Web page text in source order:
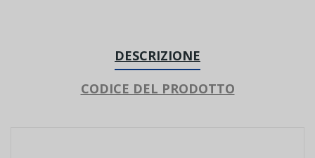
DESCRIZIONE
CODICE DEL PRODOTTO